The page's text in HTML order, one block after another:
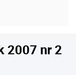
2007 nr 2